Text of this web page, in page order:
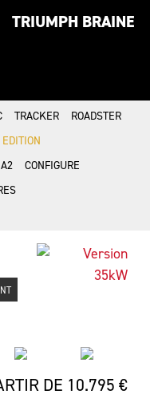
TRIUMPH BRAINE
TRACKER
ROADSTER
CONFIGURE
DE 10.795 €